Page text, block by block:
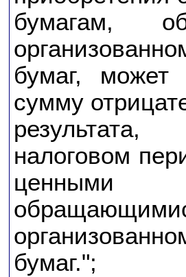
бумагам,
бумаг,
сумму
налоговом
бумаг.";